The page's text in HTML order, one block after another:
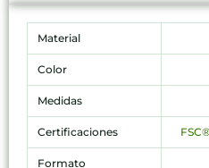
Material
Color
Medidas
Certificaciones
Formato